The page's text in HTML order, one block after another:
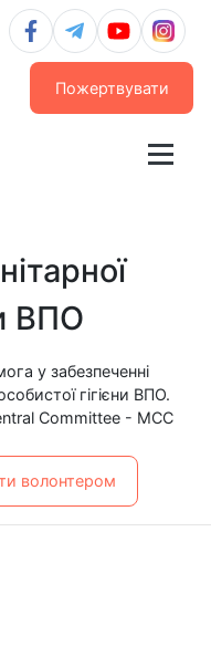
Пожертвувати
ВПО
у забезпеченні
гігієни ВПО.
Committee - MCC
волонтером